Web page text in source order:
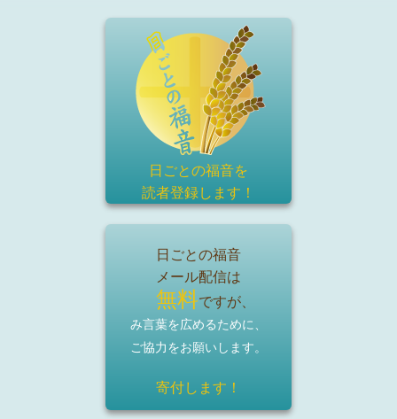
日ごとの福音を
読者登録します！
日ごとの福音
メール配信は
無料ですが、
み言葉を広めるために、
ご協力をお願いします。
寄付します！